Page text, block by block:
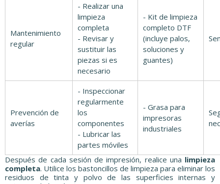
Mantenimiento
regular
- Realizar una
limpieza
completa
- Revisar y
sustituir las
piezas si es
necesario
- Kit de limpieza
completo DTF
(incluye palos,
soluciones y
guantes)
Prevención de
averías
- Inspeccionar
regularmente
los
componentes
- Lubricar las
partes móviles
- Grasa para
impresoras
industriales
Después de cada sesión de impresión, realice una limpieza
completa. Utilice los bastoncillos de limpieza para eliminar los
residuos de tinta y polvo de las superficies internas y